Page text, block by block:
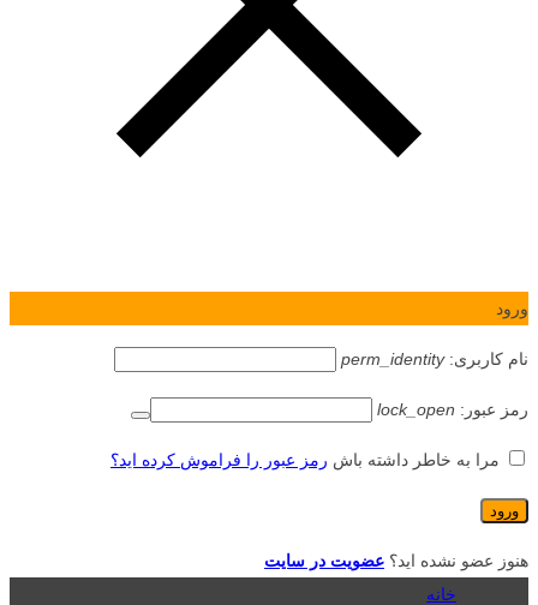
ورود
نام کاربری:perm_identity
رمز عبور: lock_open
مرا به خاطر داشته باش رمز عبور را فراموش کرده اید؟
هنوز عضو نشده اید؟ عضویت در سایت
خانه